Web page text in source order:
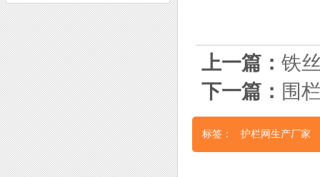
上一篇： 铁
下一篇： 围
标签： 护栏网生产厂家